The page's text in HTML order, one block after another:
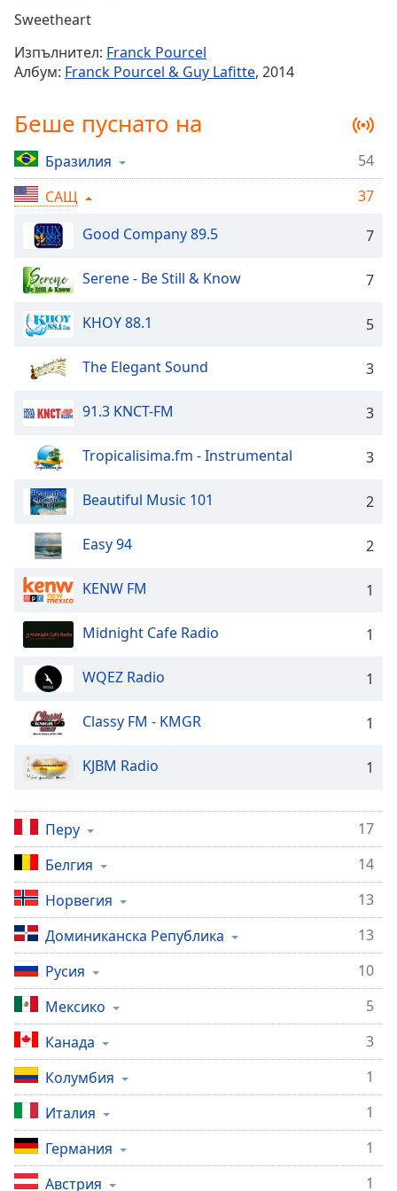
Remaining
Playback
Rate
Chapters
Chapters
Descriptions
descriptions
off,
Subtitles
subtitles
opens
settings
dialog
subtitles
off,
selected
Audio
Track
in-
Picture
modal
window.
dialog
window.
Escape
will
cancel
and
close
the
window.
Text
Color
Opacity
Text
Background
Sweetheart
Изпълнител: Franck Pourcel
Албум: Franck Pourcel & Guy Lafitte, 2014
Беше пуснато на
Бразилия
54
САЩ
37
Good Company 89.5
7
Serene - Be Still & Know 7
KHOY 88.1 5
The Elegant Sound 3
91.3 KNCT-FM 3
Tropicalisima.fm - Instrumental 3
Beautiful Music 101 2
Easy 94 2
KENW FM 1
Midnight Cafe Radio 1
WQEZ Radio 1
Classy FM - KMGR 1
KJBM Radio 1
Перу
17
Белгия
14
Норвегия
13
Доминиканска Република
13
Русия
10
Мексико
5
Канада
3
Колумбия
1
Италия
1
Германия
1
Австрия
1